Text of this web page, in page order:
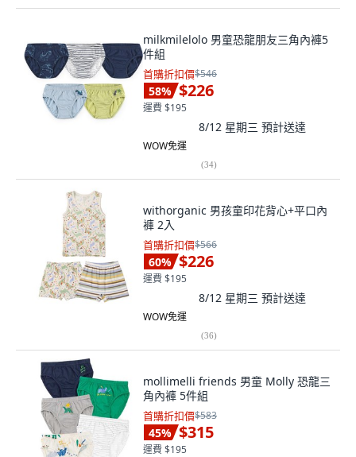
milkmilelolo 男童恐龍朋友三角內褲5
件組
首購折扣價$546
58% $226
運費 $195
8/12 星期三 預計送達
WOW免運
(34)
withorganic 男孩童印花背心+平口內
褲 2入
首購折扣價$566
60% $226
運費 $195
8/12 星期三 預計送達
WOW免運
(36)
mollimelli friends 男童 Molly 恐龍三
角內褲 5件組
首購折扣價$583
45% $315
運費 $195